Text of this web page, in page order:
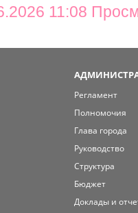
11:08
Регламент
Полномочия
Глава города
Руководство
Структура
Бюджет
Доклады и